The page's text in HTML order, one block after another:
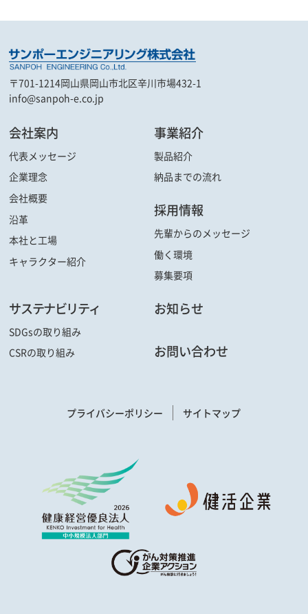
〒701-1214岡山県岡山市北区辛川市場432-1
info@sanpoh-e.co.jp
会社案内
代表メッセージ
企業理念
会社概要
沿革
本社と工場
キャラクター紹介
事業紹介
製品紹介
納品までの流れ
採用情報
先輩からのメッセージ
働く環境
募集要項
サステナビリティ
SDGsの取り組み
CSRの取り組み
お知らせ
お問い合わせ
プライバシーポリシー サイトマップ